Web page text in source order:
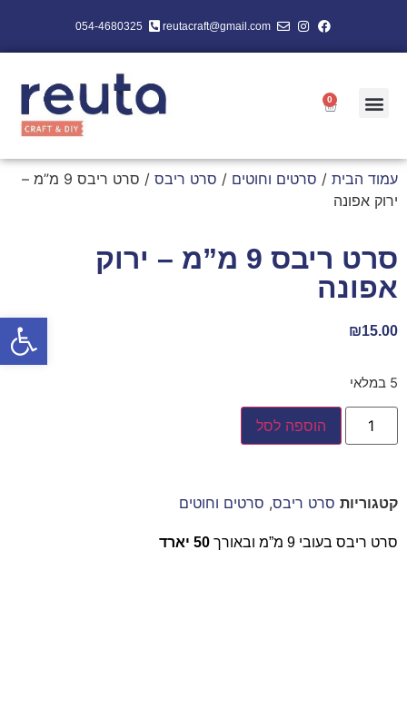
פתח
reutacraft@gmail.com
054-4680325
0
עמוד הבית / סרטים וחוטים / סרט ריבס
/ סרט ריבס 9 מ”מ –
ירוק אפונה
סרט ריבס 9 מ”מ – ירוק
אפונה
₪15.00
5 במלאי
הוספה לסל
קטגוריות סרט ריבס, סרטים וחוטים
סרט ריבס בעובי 9 מ”מ ובאורך 50 יארד